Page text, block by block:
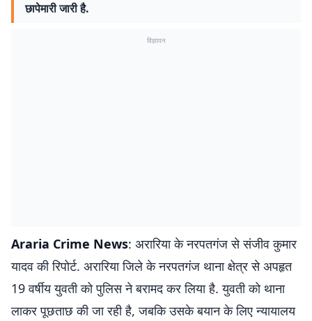
छापेमारी जारी है.
विज्ञापन
Araria Crime News: अरारिया के नरपतगंज से संजीव कुमार
यादव की रिपोर्ट. अरारिया जिले के नरपतगंज थाना क्षेत्र से अपहृत
19 वर्षीय युवती को पुलिस ने बरामद कर लिया है. युवती को थाना
लाकर पूछताछ की जा रही है, जबकि उसके बयान के लिए न्यायालय